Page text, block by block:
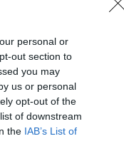
personal or
out section to
you may
us or personal
opt-out of the
of downstream
the IAB’s List of